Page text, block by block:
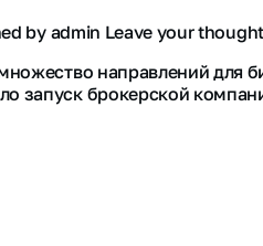
by admin Leave your
направлений для
запуск брокерской